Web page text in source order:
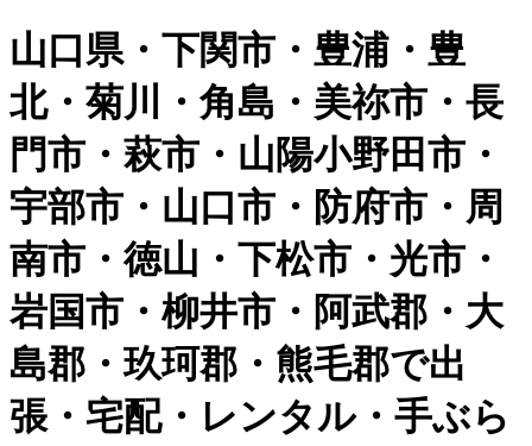
山口県・下関市・豊浦・豊
北・菊川・角島・美祢市・長
門市・萩市・山陽小野田市・
宇部市・山口市・防府市・周
南市・徳山・下松市・光市・
岩国市・柳井市・阿武郡・大
島郡・玖珂郡・熊毛郡で出
張・宅配・レンタル・手ぶら